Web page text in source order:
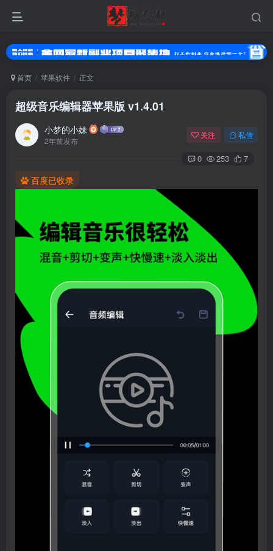
首页 苹果软件 正文
超级音乐编辑器苹果版 v1.4.01
小梦的小妹
2年前发布
关注 私信
0 253 7
百度已收录
没有账号？立即注册
用户名或邮箱
登录密码
免密登录
社交账号登录
微信登录
使用社交账号登录即表示同意 用户协议